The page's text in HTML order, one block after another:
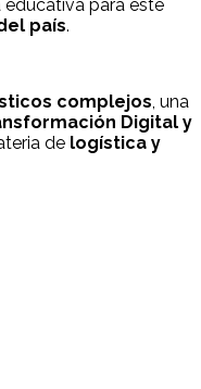
para este
país.
complejos , una
Digital y
de logística y